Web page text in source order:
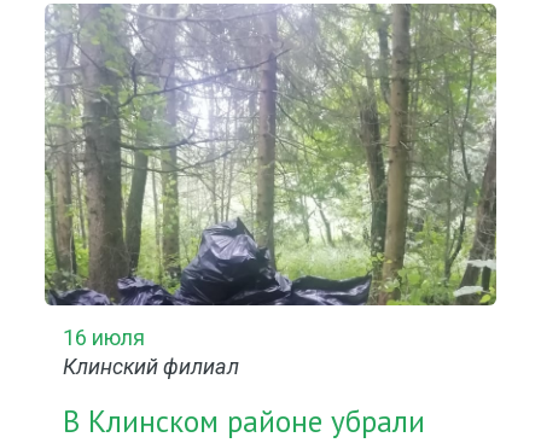
16 июля
Клинский филиал
В Клинском районе убрали